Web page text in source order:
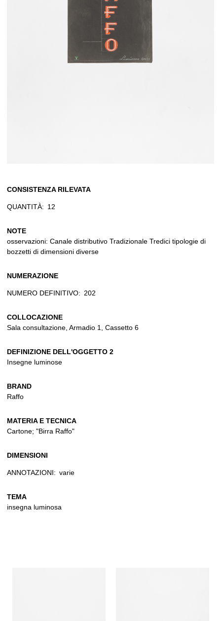
CONSISTENZA RILEVATA
QUANTITÀ: 12
NOTE
osservazioni: Canale distributivo Tradizionale Tredici tipologie di
bozzetti di dimensioni diverse
NUMERAZIONE
NUMERO DEFINITIVO: 202
COLLOCAZIONE
Sala consultazione, Armadio 1, Cassetto 6
DEFINIZIONE DELL'OGGETTO 2
Insegne luminose
BRAND
Raffo
MATERIA E TECNICA
Cartone; "Birra Raffo"
DIMENSIONI
ANNOTAZIONI: varie
TEMA
insegna luminosa